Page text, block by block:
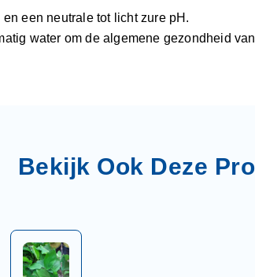
een neutrale tot licht zure pH.
water om de algemene gezondheid